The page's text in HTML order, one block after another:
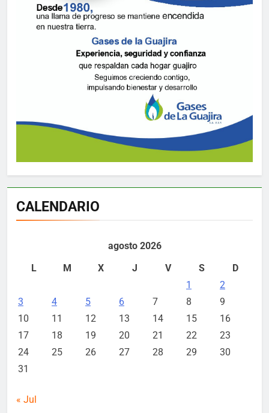
CALENDARIO
agosto 2026
L
M X J V S
D
1
2
3
4 5 6 7 8
9
10
11 12 13 14 15
16
17
18 19 20 21 22
23
24
25 26 27 28 29
30
31
« Jul